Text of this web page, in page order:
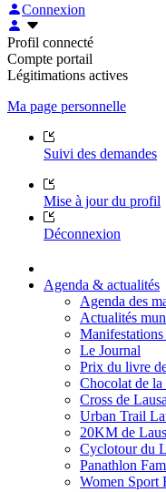
Connexion
Profil connecté
Compte portail
Légitimations actives
Ma page personnelle
Suivi des demandes
Mise à jour du profil
Déconnexion
Agenda & actualités
Agenda des
Actualités
Manifestations
Le Journal
Prix du livre
Chocolat de
Cross de
Urban Trail
20KM de
Cyclotour du
Panathlon
Women Sport